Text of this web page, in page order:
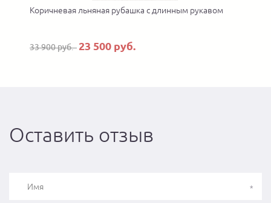
Коричневая льняная рубашка с длинным рукавом
33 900 руб. 23 500 руб.
Оставить отзыв